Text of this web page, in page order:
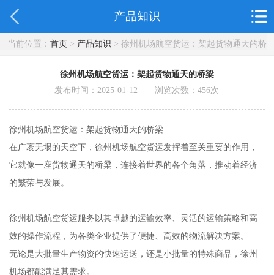
产品知识
当前位置： 首页> 产品知识 > 徐州机场航空货运：架起货物通天的桥
徐州机场航空货运：架起货物通天的桥梁
发布时间：2025-01-12 浏览次数：456次
徐州机场航空货运：架起货物通天的桥梁
在广袤无垠的天空下，徐州机场航空货运发挥着至关重要的作用，
它就像一座货物通天的桥梁，连接着世界的各个角落，推动着经济
的繁荣与发展。
徐州机场航空货运服务以其卓越的运输效率、灵活的运输策略和高
效的操作流程，为各类企业提供了便捷、高效的物流解决方案。
无论是大批量生产物资的快速运送，还是小批量的特殊商品，徐州
机场都能满足其需求。